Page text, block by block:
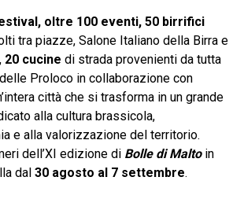
oltre 100 eventi, 50 birrifici
tra piazze, Salone Italiano della Birra e
20 cucine di strada provenienti da tutta
Proloco in collaborazione con
città che si trasforma in un grande
alla cultura brassicola,
e alla valorizzazione del territorio.
dell’XI edizione di Bolle di Maltoin
dal 30 agosto al 7 settembre.